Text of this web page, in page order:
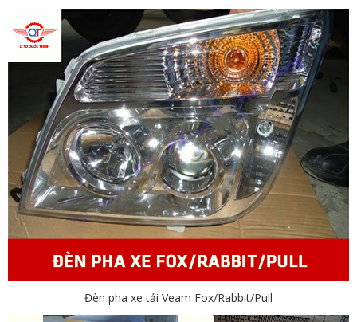
Đèn pha xe tải Veam Fox/Rabbit/Pull